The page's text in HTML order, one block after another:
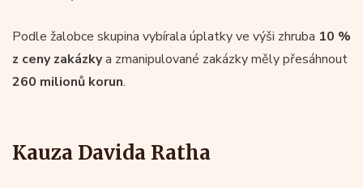
Podle žalobce skupina vybírala úplatky ve výši zhruba 10 %
z ceny zakázkya zmanipulované zakázky měly přesáhnout
260 milionů korun.
Kauza Davida Ratha